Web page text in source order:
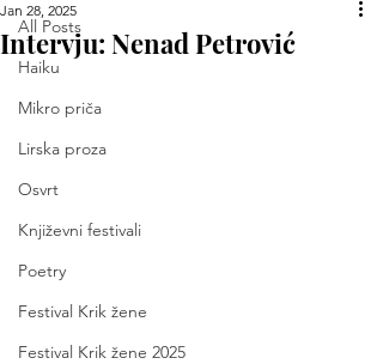
All Posts
Haiku
Mikro priča
Lirska proza
Osvrt
Književni festivali
Poetry
Festival Krik žene
Festival Krik žene 2025
Intervju: Nenad Petrović
Jan 28, 2025